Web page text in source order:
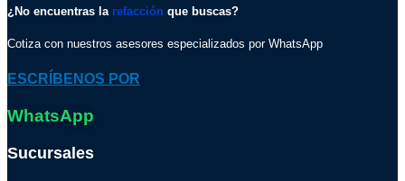
¿No encuentras la refacción que buscas?
Cotiza con nuestros asesores especializados por WhatsApp
ESCRÍBENOS POR
WhatsApp
Sucursales